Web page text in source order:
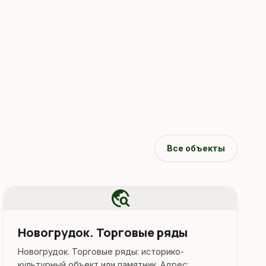
Все объекты
travel_explore
Новогрудок. Торговые ряды
Новогрудок. Торговые ряды: историко-